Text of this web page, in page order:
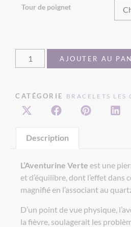
Tour de poignet
AJOUTER AU
CATÉGORIE BRACELETS LES
Description
L’Aventurine Verte est une
et d’équilibre, dont l’effet dans
magnifié en l’associant au
D’un point de vue physique,
la fièvre, soulagerait les